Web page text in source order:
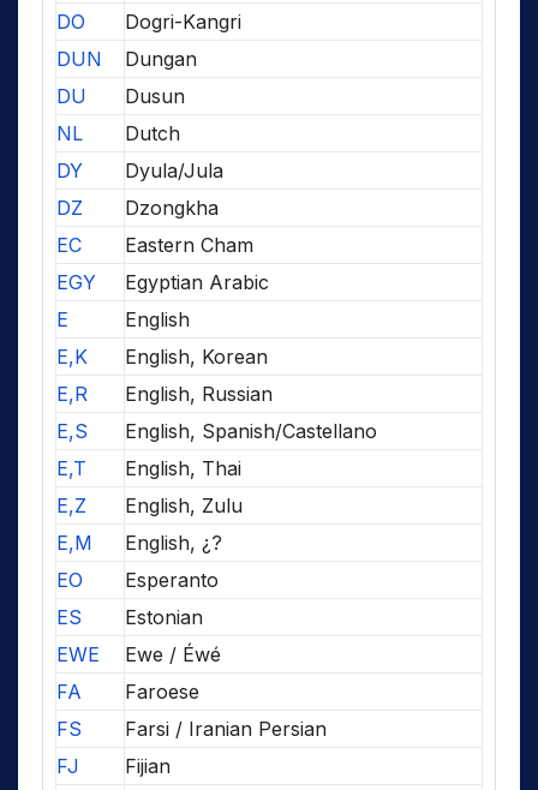
DO
Dogri-Kangri
DUN
Dungan
DU
Dusun
NL
Dutch
DY
Dyula/Jula
DZ
Dzongkha
EC
Eastern Cham
EGY
Egyptian Arabic
E
English
E,K
English, Korean
E,R
English, Russian
E,S
English, Spanish/Castellano
E,T
English, Thai
E,Z
English, Zulu
E,M
English, ¿?
EO
Esperanto
ES
Estonian
EWE
Ewe / Éwé
FA
Faroese
FS
Farsi / Iranian Persian
FJ
Fijian